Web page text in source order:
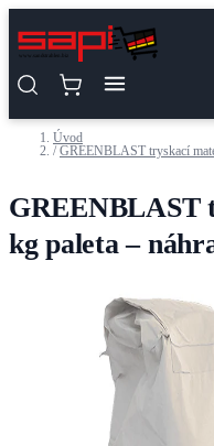
Úvod
/ GREENBLAST tryskací
GREENBLAST
kg paleta –